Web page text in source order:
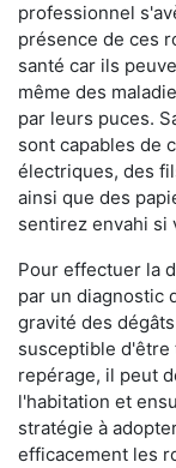
professionnel
présence de ces
santé car ils
même des
par leurs puces.
sont capables de
électriques, des
ainsi que des
sentirez envahi si
Pour effectuer la
par un diagnostic
gravité des
susceptible d'être
repérage, il peut
l'habitation et
stratégie à
efficacement les